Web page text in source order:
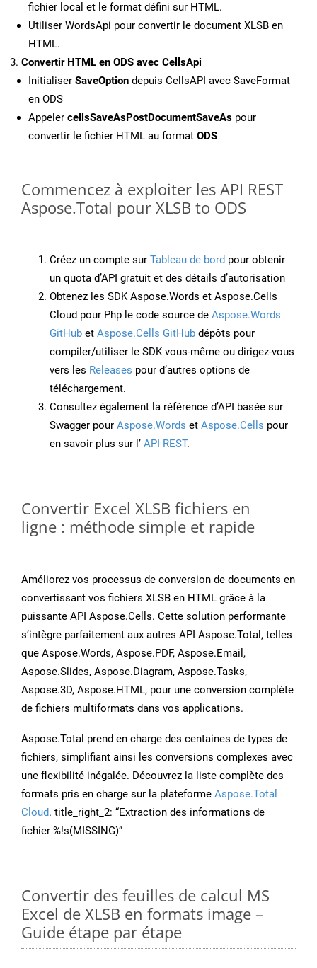
fichier local et le format défini sur HTML.
Utiliser WordsApi pour convertir le document XLSB en
HTML.
Convertir HTML en ODS avec CellsApi
Initialiser SaveOption depuis CellsAPI avec SaveFormat
en ODS
Appeler cellsSaveAsPostDocumentSaveAs pour
convertir le fichier HTML au format ODS
Commencez à exploiter les API REST
Aspose.Total pour XLSB to ODS
Créez un compte sur Tableau de bord pour obtenir
un quota d’API gratuit et des détails d’autorisation
Obtenez les SDK Aspose.Words et Aspose.Cells
Cloud pour Php le code source de Aspose.Words
GitHub et Aspose.Cells GitHub dépôts pour
compiler/utiliser le SDK vous-même ou dirigez-vous
vers les Releases pour d’autres options de
téléchargement.
Consultez également la référence d’API basée sur
Swagger pour Aspose.Words et Aspose.Cells pour
en savoir plus sur l’ API REST.
Convertir Excel XLSB fichiers en
ligne : méthode simple et rapide
Améliorez vos processus de conversion de documents en
convertissant vos fichiers XLSB en HTML grâce à la
puissante API Aspose.Cells. Cette solution performante
s’intègre parfaitement aux autres API Aspose.Total, telles
que Aspose.Words, Aspose.PDF, Aspose.Email,
Aspose.Slides, Aspose.Diagram, Aspose.Tasks,
Aspose.3D, Aspose.HTML, pour une conversion complète
de fichiers multiformats dans vos applications.
Aspose.Total prend en charge des centaines de types de
fichiers, simplifiant ainsi les conversions complexes avec
une flexibilité inégalée. Découvrez la liste complète des
formats pris en charge sur la plateforme Aspose.Total
Cloud. title_right_2: “Extraction des informations de
fichier %!s(MISSING)”
Convertir des feuilles de calcul MS
Excel de XLSB en formats image –
Guide étape par étape